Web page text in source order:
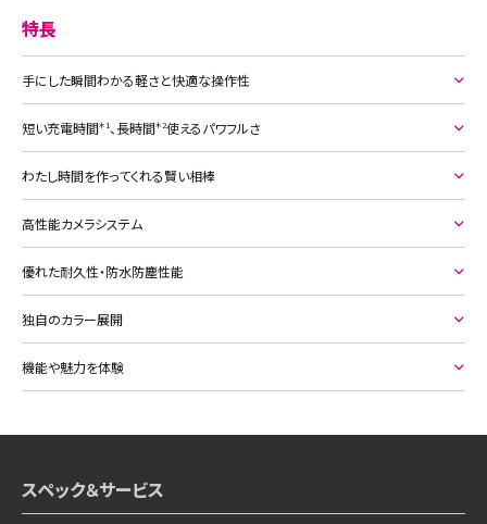
支払総額
支払分割金
初回
支払総額
実質年利0%
34,250円
特長
手にした瞬間わかる軽さと快適な操作性
短い充電時間＊1、長時間＊2使えるパワフルさ
わたし時間を作ってくれる賢い相棒
高性能カメラシステム
優れた耐久性・防水防塵性能
独自のカラー展開
機能や魅力を体験
スペック＆サービス